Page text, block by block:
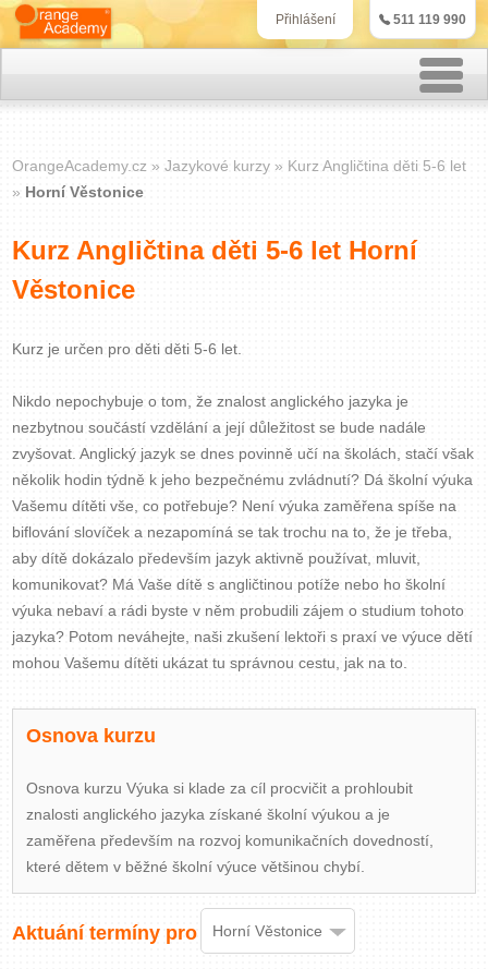
Přihlášení 511 119 990
Kurzy personalistiky
IT kurzy
Jazykové kurzy
Kontakt
Zavřít menu
OrangeAcademy.cz Jazykové kurzy
Kurz Angličtina děti 5-6 let
Horní Věstonice
Kurz Angličtina děti 5-6 let Horní
Věstonice
Kurz je určen pro děti děti 5-6 let.
Nikdo nepochybuje o tom, že znalost anglického jazyka je
nezbytnou součástí vzdělání a její důležitost se bude nadále
zvyšovat. Anglický jazyk se dnes povinně učí na školách, stačí však
několik hodin týdně k jeho bezpečnému zvládnutí? Dá školní výuka
Vašemu dítěti vše, co potřebuje? Není výuka zaměřena spíše na
biflování slovíček a nezapomíná se tak trochu na to, že je třeba,
aby dítě dokázalo především jazyk aktivně používat, mluvit,
komunikovat? Má Vaše dítě s angličtinou potíže nebo ho školní
výuka nebaví a rádi byste v něm probudili zájem o studium tohoto
jazyka? Potom neváhejte, naši zkušení lektoři s praxí ve výuce dětí
mohou Vašemu dítěti ukázat tu správnou cestu, jak na to.
Osnova kurzu
Osnova kurzu Výuka si klade za cíl procvičit a prohloubit
znalosti anglického jazyka získané školní výukou a je
zaměřena především na rozvoj komunikačních dovedností,
které dětem v běžné školní výuce většinou chybí.
Aktuání termíny pro Horní Věstonice